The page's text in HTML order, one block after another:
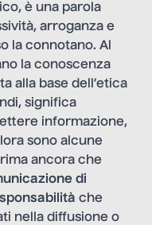
è una parola
arroganza e
la connotano. Al
la conoscenza
alla base dell’etica
significa
informazione,
sono alcune
ancora che
di
che
nella diffusione o